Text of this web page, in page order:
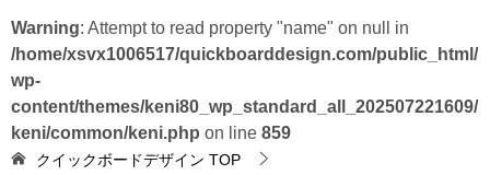
Warning: Attempt to read property "name" on null in
/home/xsvx1006517/quickboarddesign.com/public_html/
wp-
content/themes/keni80_wp_standard_all_202507221609/
keni/common/keni.php on line 859
クイックボードデザイン TOP